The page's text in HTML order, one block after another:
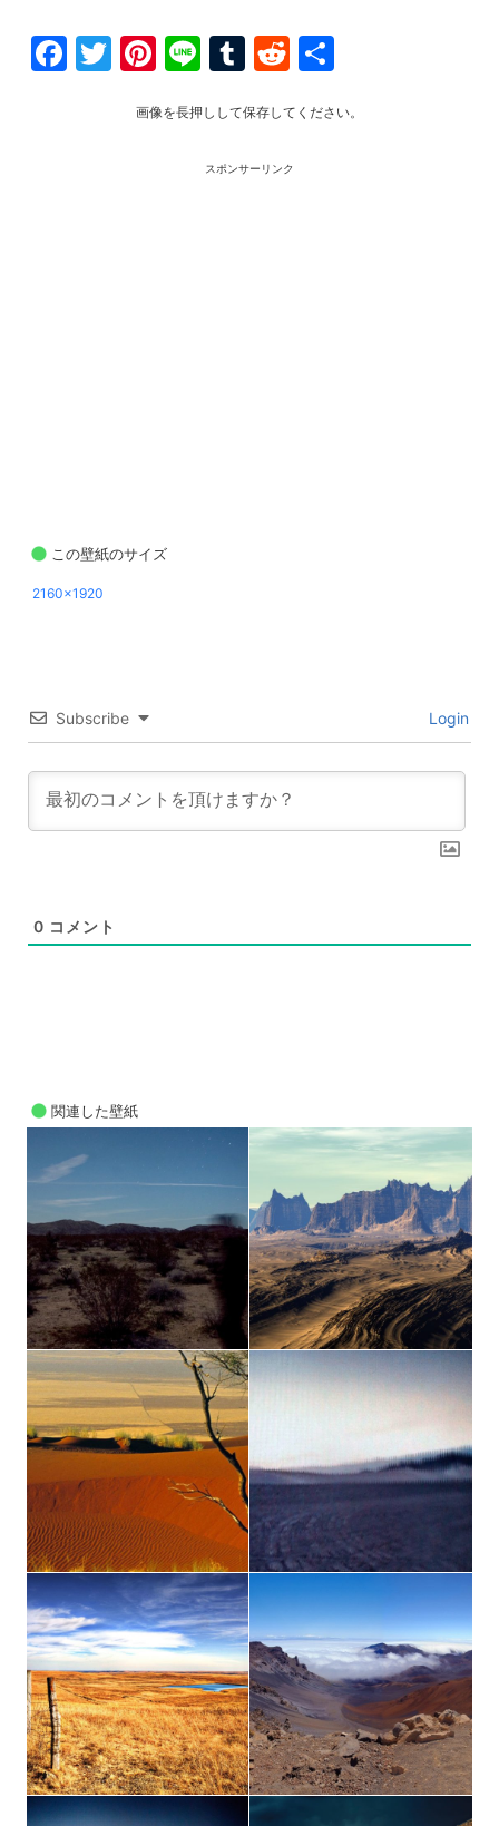
Facebook
Twitter
Pinterest
LineTumblr
Reddit
画像を長押しして保存してください。
スポンサーリンク
この壁紙のサイズ
2160x1920
Subscribe Login
0 コメント
関連した壁紙